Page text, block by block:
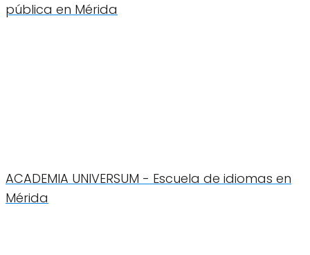
pública en Mérida
ACADEMIA UNIVERSUM - Escuela de idiomas en
Mérida